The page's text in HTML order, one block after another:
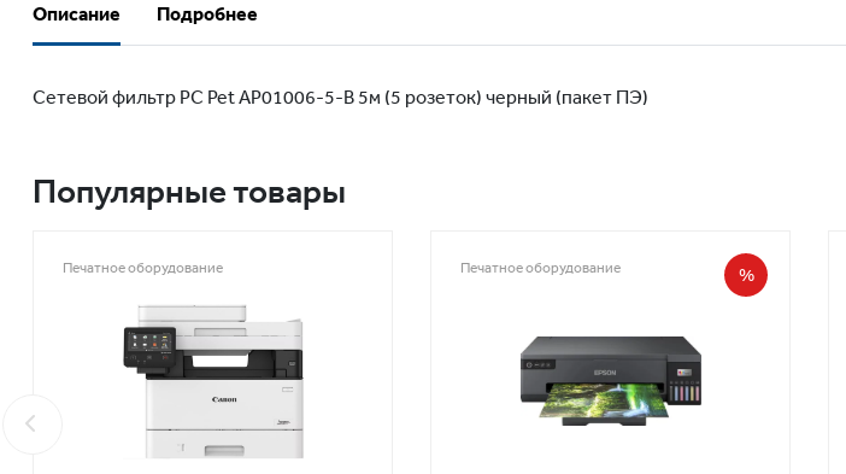
Описание Подробнее
Сетевой фильтр PC Pet AP01006-5-B 5м (5 розеток) черный (пакет ПЭ)
Популярные товары
Печатное оборудование Печатное оборудование %